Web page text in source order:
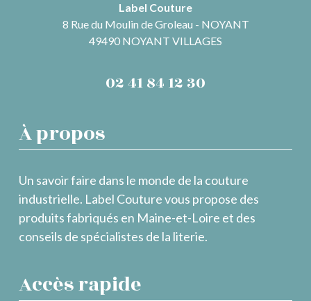
Label Couture
8 Rue du Moulin de Groleau - NOYANT
49490 NOYANT VILLAGES
02 41 84 12 30
À propos
Un savoir faire dans le monde de la couture
industrielle. Label Couture vous propose des
produits fabriqués en Maine-et-Loire et des
conseils de spécialistes de la literie.
Accès rapide